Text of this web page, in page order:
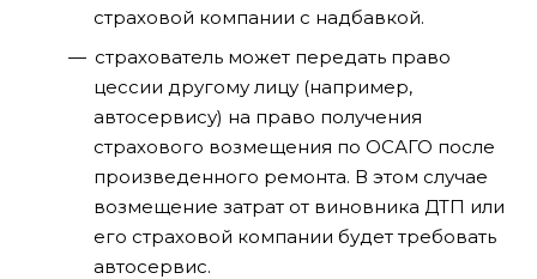
страховой компании с надбавкой.
страхователь может передать право
цессии другому лицу (например,
автосервису) на право получения
страхового возмещения по ОСАГО после
произведенного ремонта. В этом случае
возмещение затрат от виновника ДТП или
его страховой компании будет требовать
автосервис.